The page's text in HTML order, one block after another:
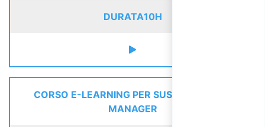
DURATA10H
CORSO E-LEARNING PER SUSTAINABILITY
MANAGER